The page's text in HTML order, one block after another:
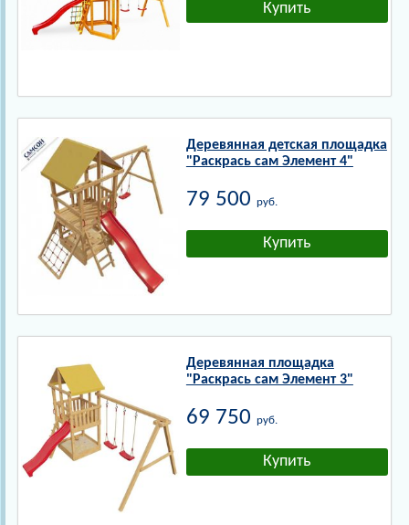
Деревянная детская площадка
"Раскрась сам Элемент 4"
79 500 руб.
Деревянная площадка
"Раскрась сам Элемент 3"
69 750 руб.